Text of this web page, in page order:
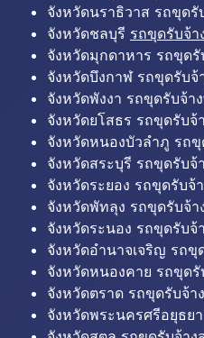
จังหวัดนราธิวาส รถขุด
จังหวัดชลบุรี รถขุดรับจ้า
จังหวัดมุกดาหาร รถขุด
จังหวัดบึงกาฬ รถขุดรับ
จังหวัดพังงา รถขุดรับจ้า
จังหวัดยโสธร รถขุดรับจ้
จังหวัดหนองบัวลำภู รถ
จังหวัดสระบุรี รถขุดรับจ้
จังหวัดระยอง รถขุดรับจ้
จังหวัดพัทลุง รถขุดรับจ้
จังหวัดระนอง รถขุดรับจ้
จังหวัดอำนาจเจริญ รถขุ
จังหวัดหนองคาย รถขุด
จังหวัดตราด รถขุดรับจ้า
จังหวัดพระนครศรีอยุธย